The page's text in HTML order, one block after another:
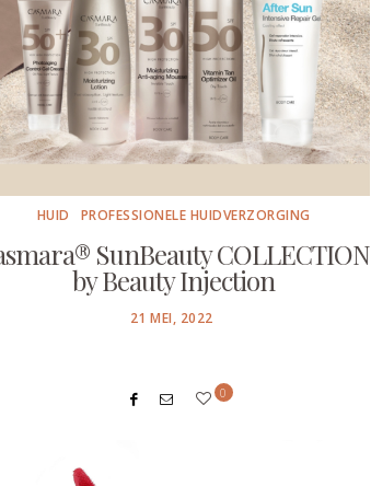
HUID PROFESSIONELE HUIDVERZORGING
SunBeauty COLLECTION
by Beauty Injection
POSTED
21 MEI, 2022
0